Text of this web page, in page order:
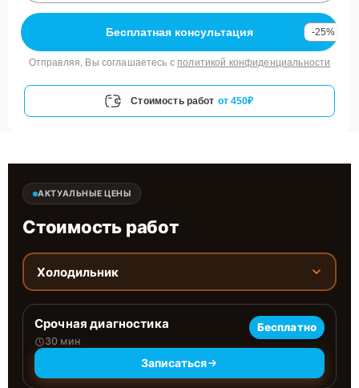
Бесплатная консультация -25%
Отправляя, Вы соглашаетесь с политикой конфиденциальности
Стоимость работ от 450₽
АКТУАЛЬНЫЕ ЦЕНЫ
Стоимость работ
Холодильник
Срочная диагностика
30 мин
Бесплатно
Записаться